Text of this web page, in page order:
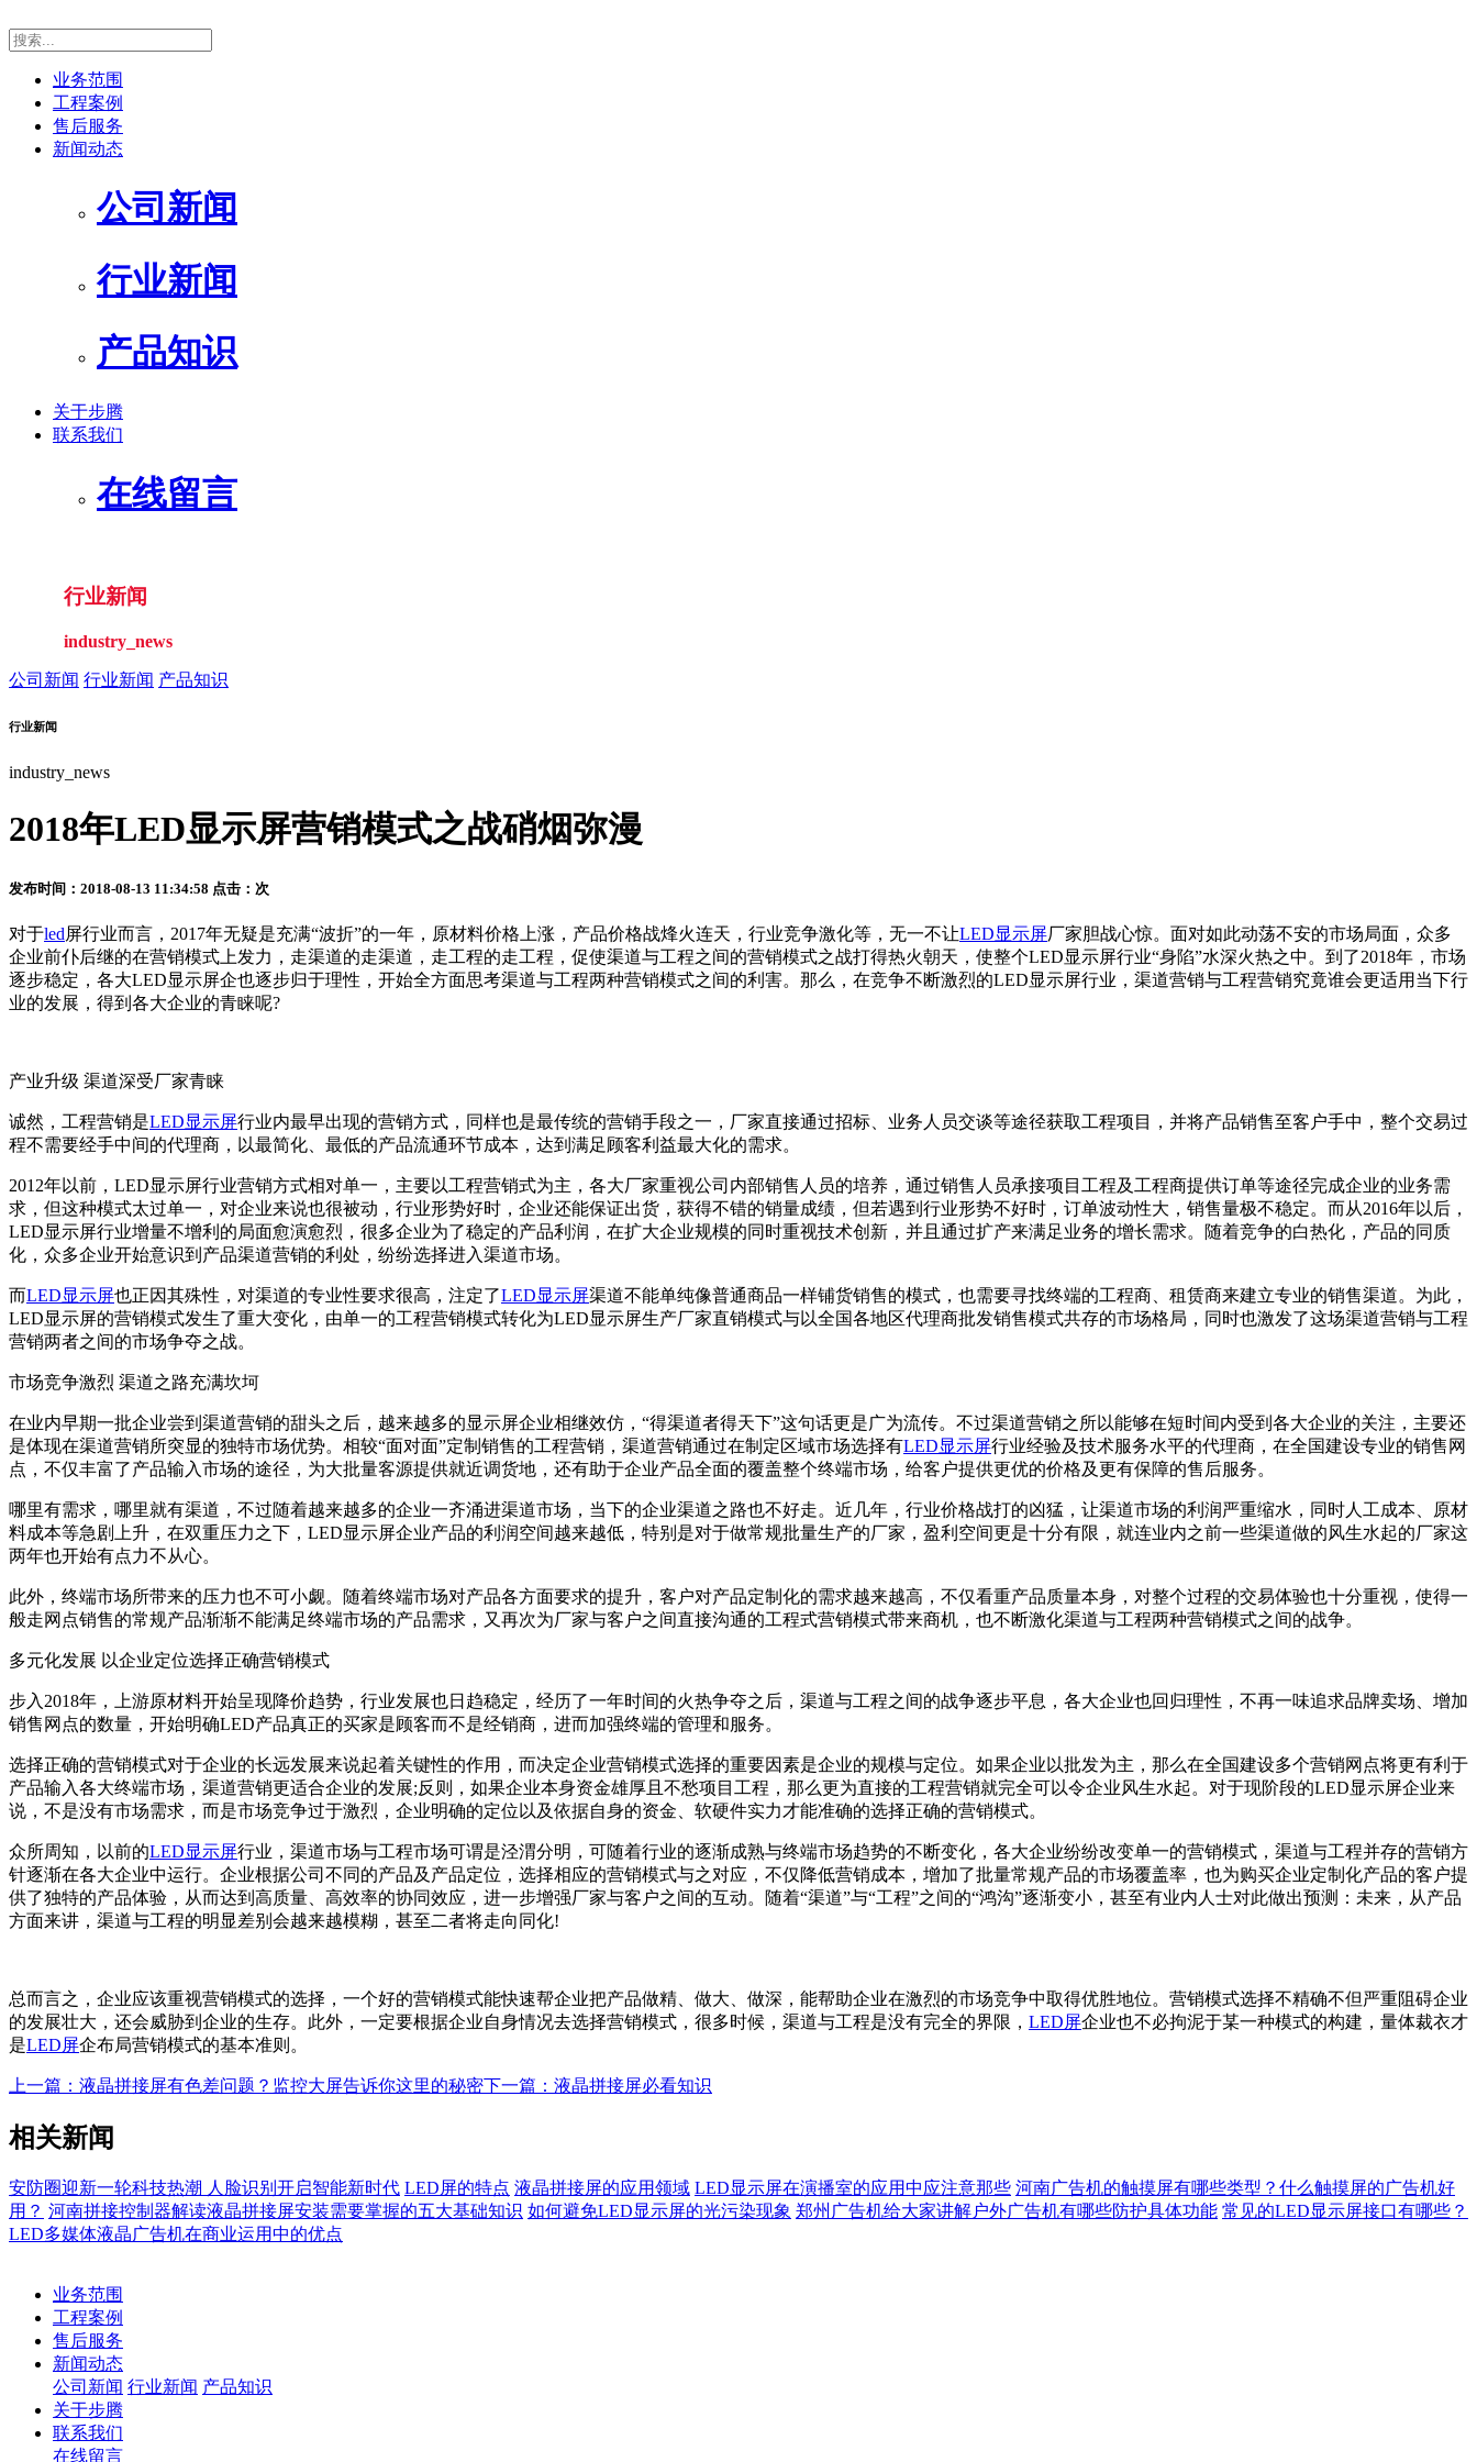
业务范围
工程案例
售后服务
新闻动态
公司新闻
行业新闻
产品知识
关于步腾
联系我们
在线留言
行业新闻
industry_news
公司新闻 行业新闻 产品知识
行业新闻
industry_news
2018年LED显示屏营销模式之战硝烟弥漫
发布时间：2018-08-13 11:34:58 点击： 次
对于led屏行业而言，2017年无疑是充满“波折”的一年，原材料价格上涨，产品价格战烽火连天，行业竞争激化等，无一不让LED显示屏厂家胆战心惊。面对如此动荡不安的市场局面，众多
企业前仆后继的在营销模式上发力，走渠道的走渠道，走工程的走工程，促使渠道与工程之间的营销模式之战打得热火朝天，使整个LED显示屏行业“身陷”水深火热之中。到了2018年，市场
逐步稳定，各大LED显示屏企也逐步归于理性，开始全方面思考渠道与工程两种营销模式之间的利害。那么，在竞争不断激烈的LED显示屏行业，渠道营销与工程营销究竟谁会更适用当下行
业的发展，得到各大企业的青睐呢?
产业升级 渠道深受厂家青睐
诚然，工程营销是LED显示屏行业内最早出现的营销方式，同样也是最传统的营销手段之一，厂家直接通过招标、业务人员交谈等途径获取工程项目，并将产品销售至客户手中，整个交易过
程不需要经手中间的代理商，以最简化、最低的产品流通环节成本，达到满足顾客利益最大化的需求。
2012年以前，LED显示屏行业营销方式相对单一，主要以工程营销式为主，各大厂家重视公司内部销售人员的培养，通过销售人员承接项目工程及工程商提供订单等途径完成企业的业务需
求，但这种模式太过单一，对企业来说也很被动，行业形势好时，企业还能保证出货，获得不错的销量成绩，但若遇到行业形势不好时，订单波动性大，销售量极不稳定。而从2016年以后，
LED显示屏行业增量不增利的局面愈演愈烈，很多企业为了稳定的产品利润，在扩大企业规模的同时重视技术创新，并且通过扩产来满足业务的增长需求。随着竞争的白热化，产品的同质
化，众多企业开始意识到产品渠道营销的利处，纷纷选择进入渠道市场。
而LED显示屏也正因其殊性，对渠道的专业性要求很高，注定了LED显示屏渠道不能单纯像普通商品一样铺货销售的模式，也需要寻找终端的工程商、租赁商来建立专业的销售渠道。为此，
LED显示屏的营销模式发生了重大变化，由单一的工程营销模式转化为LED显示屏生产厂家直销模式与以全国各地区代理商批发销售模式共存的市场格局，同时也激发了这场渠道营销与工程
营销两者之间的市场争夺之战。
市场竞争激烈 渠道之路充满坎坷
在业内早期一批企业尝到渠道营销的甜头之后，越来越多的显示屏企业相继效仿，“得渠道者得天下”这句话更是广为流传。不过渠道营销之所以能够在短时间内受到各大企业的关注，主要还
是体现在渠道营销所突显的独特市场优势。相较“面对面”定制销售的工程营销，渠道营销通过在制定区域市场选择有LED显示屏行业经验及技术服务水平的代理商，在全国建设专业的销售网
点，不仅丰富了产品输入市场的途径，为大批量客源提供就近调货地，还有助于企业产品全面的覆盖整个终端市场，给客户提供更优的价格及更有保障的售后服务。
哪里有需求，哪里就有渠道，不过随着越来越多的企业一齐涌进渠道市场，当下的企业渠道之路也不好走。近几年，行业价格战打的凶猛，让渠道市场的利润严重缩水，同时人工成本、原材
料成本等急剧上升，在双重压力之下，LED显示屏企业产品的利润空间越来越低，特别是对于做常规批量生产的厂家，盈利空间更是十分有限，就连业内之前一些渠道做的风生水起的厂家这
两年也开始有点力不从心。
此外，终端市场所带来的压力也不可小觑。随着终端市场对产品各方面要求的提升，客户对产品定制化的需求越来越高，不仅看重产品质量本身，对整个过程的交易体验也十分重视，使得一
般走网点销售的常规产品渐渐不能满足终端市场的产品需求，又再次为厂家与客户之间直接沟通的工程式营销模式带来商机，也不断激化渠道与工程两种营销模式之间的战争。
多元化发展 以企业定位选择正确营销模式
步入2018年，上游原材料开始呈现降价趋势，行业发展也日趋稳定，经历了一年时间的火热争夺之后，渠道与工程之间的战争逐步平息，各大企业也回归理性，不再一味追求品牌卖场、增加
销售网点的数量，开始明确LED产品真正的买家是顾客而不是经销商，进而加强终端的管理和服务。
选择正确的营销模式对于企业的长远发展来说起着关键性的作用，而决定企业营销模式选择的重要因素是企业的规模与定位。如果企业以批发为主，那么在全国建设多个营销网点将更有利于
产品输入各大终端市场，渠道营销更适合企业的发展;反则，如果企业本身资金雄厚且不愁项目工程，那么更为直接的工程营销就完全可以令企业风生水起。对于现阶段的LED显示屏企业来
说，不是没有市场需求，而是市场竞争过于激烈，企业明确的定位以及依据自身的资金、软硬件实力才能准确的选择正确的营销模式。
众所周知，以前的LED显示屏行业，渠道市场与工程市场可谓是泾渭分明，可随着行业的逐渐成熟与终端市场趋势的不断变化，各大企业纷纷改变单一的营销模式，渠道与工程并存的营销方
针逐渐在各大企业中运行。企业根据公司不同的产品及产品定位，选择相应的营销模式与之对应，不仅降低营销成本，增加了批量常规产品的市场覆盖率，也为购买企业定制化产品的客户提
供了独特的产品体验，从而达到高质量、高效率的协同效应，进一步增强厂家与客户之间的互动。随着“渠道”与“工程”之间的“鸿沟”逐渐变小，甚至有业内人士对此做出预测：未来，从产品
方面来讲，渠道与工程的明显差别会越来越模糊，甚至二者将走向同化!
总而言之，企业应该重视营销模式的选择，一个好的营销模式能快速帮企业把产品做精、做大、做深，能帮助企业在激烈的市场竞争中取得优胜地位。营销模式选择不精确不但严重阻碍企业
的发展壮大，还会威胁到企业的生存。此外，一定要根据企业自身情况去选择营销模式，很多时候，渠道与工程是没有完全的界限， LED屏企业也不必拘泥于某一种模式的构建，量体裁衣才
是LED屏企布局营销模式的基本准则。
上一篇：液晶拼接屏有色差问题？监控大屏告诉你这里的秘密下一篇：液晶拼接屏必看知识
相关新闻
安防圈迎新一轮科技热潮 人脸识别开启智能新时代 LED屏的特点 液晶拼接屏的应用领域 LED显示屏在演播室的应用中应注意那些 河南广告机的触摸屏有哪些类型？什么触摸屏的广告机好
用？ 河南拼接控制器解读液晶拼接屏安装需要掌握的五大基础知识 如何避免LED显示屏的光污染现象 郑州广告机给大家讲解户外广告机有哪些防护具体功能 常见的LED显示屏接口有哪些？
LED多媒体液晶广告机在商业运用中的优点
业务范围
工程案例
售后服务
新闻动态
公司新闻 行业新闻 产品知识
关于步腾
联系我们
在线留言